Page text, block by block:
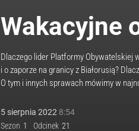
Wakacyjne
Dlaczego lider Platformy Obywatelskiej
i o zaporze na granicy z Białorusią?
O tym i innych sprawach mówimy w
5 sierpnia 2022 8:54
Sezon 1 Odcinek 21